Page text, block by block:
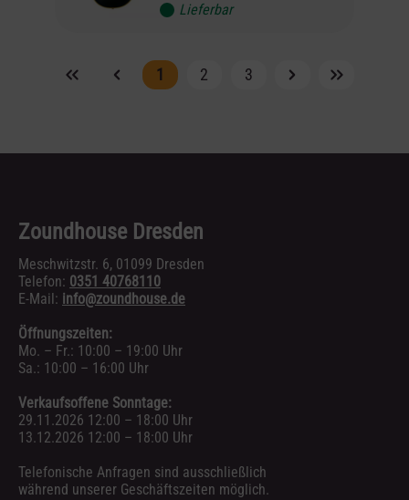
Lieferbar
1 2 3
Zoundhouse Dresden
Meschwitzstr. 6, 01099 Dresden
Telefon: 0351 40768110
E-Mail: info@zoundhouse.de
Öffnungszeiten:
Mo. – Fr.: 10:00 – 19:00 Uhr
Sa.: 10:00 – 16:00 Uhr
Verkaufsoffene Sonntage:
29.11.2026 12:00 – 18:00 Uhr
13.12.2026 12:00 – 18:00 Uhr
Telefonische Anfragen sind ausschließlich
während unserer Geschäftszeiten möglich.